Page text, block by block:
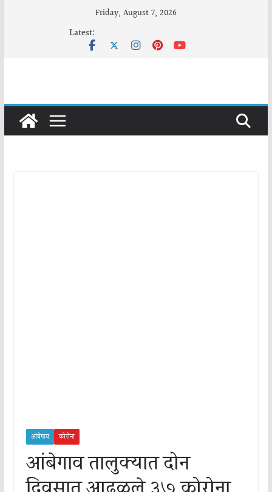
Friday, August 7, 2026
Latest:
आंबेगाव कोरोना
आंबेगाव तालुक्यात दोन